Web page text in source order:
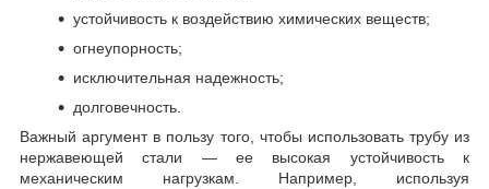
устойчивость к воздействию химических веществ;
огнеупорность;
исключительная надежность;
долговечность.
Важный аргумент в пользу того, чтобы использовать трубу из
нержавеющей стали — ее высокая устойчивость к
механическим нагрузкам. Например, используя